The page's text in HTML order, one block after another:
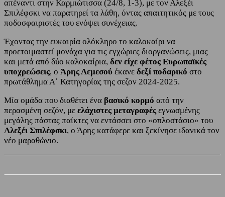
απέναντι στην Καρμιώτισσα (24/8, 1-3), με τον Αλεξέι
Σπιλέφσκι να παρατηρεί τα λάθη, όντας απαιτητικός με τους
ποδοσφαιριστές του ενόψει συνέχειας.
Έχοντας την ευκαιρία ολόκληρο το καλοκαίρι να
προετοιμαστεί μονάχα για τις εγχώριες διοργανώσεις, μιας
και μετά από δύο καλοκαίρια, δεν είχε φέτος Ευρωπαϊκές
υποχρεώσεις, ο Άρης Λεμεσού έκανε δεξί ποδαρικό στο
πρωτάθλημα Α΄ Κατηγορίας της σεζον 2024-2025.
Μία ομάδα που διαθέτει ένα βασικό κορμό από την
περασμένη σεζόν, με ελάχιστες μεταγραφές εγνωσμένης
μεγάλης πάστας παίκτες να εντάσσει στο «οπλοστάσιο» του
Αλεξέι Σπιλέφσκι, ο Άρης κατάφερε και ξεκίνησε ιδανικά τον
νέο μαραθώνιο.